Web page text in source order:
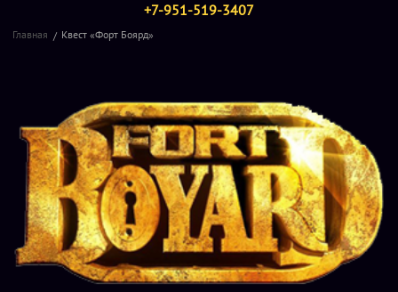
+7-951-519-3407
Главная Квест «Форт Боярд»